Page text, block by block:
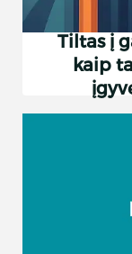
Tiltas į
kaip